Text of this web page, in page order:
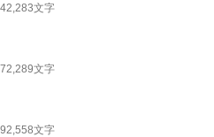
2,283文字
2,289文字
2,558文字